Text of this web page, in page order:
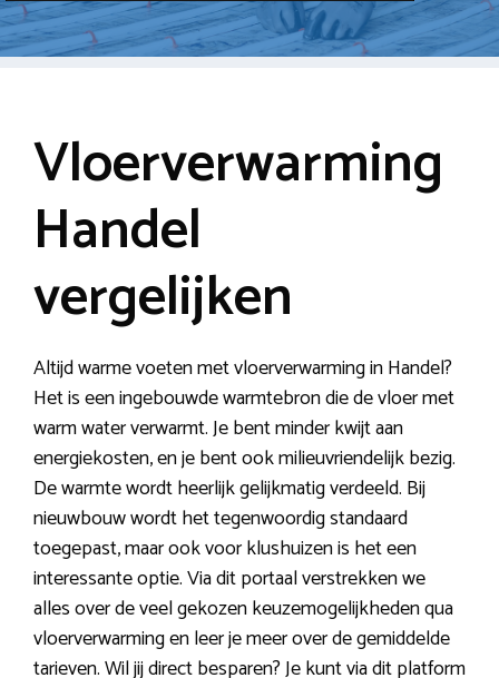
Vloerverwarming
Handel
vergelijken
Altijd warme voeten met vloerverwarming in Handel?
Het is een ingebouwde warmtebron die de vloer met
warm water verwarmt. Je bent minder kwijt aan
energiekosten, en je bent ook milieuvriendelijk bezig.
De warmte wordt heerlijk gelijkmatig verdeeld. Bij
nieuwbouw wordt het tegenwoordig standaard
toegepast, maar ook voor klushuizen is het een
interessante optie. Via dit portaal verstrekken we
alles over de veel gekozen keuzemogelijkheden qua
vloerverwarming en leer je meer over de gemiddelde
tarieven. Wil jij direct besparen? Je kunt via dit platform